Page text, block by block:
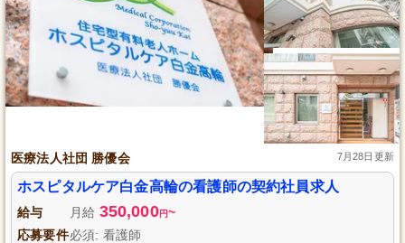
医療法人社団 勝優会 7月28日更新
ホスピタルケア白金高輪の看護師の契約社員求人
給与 月給 350,000円~
応募要件必須: 看護師